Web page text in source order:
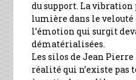
du support. La
lumière dans le
l’émotion qui surgit
dématérialisées.
Les silos de Jean
réalité qui n’existe pas